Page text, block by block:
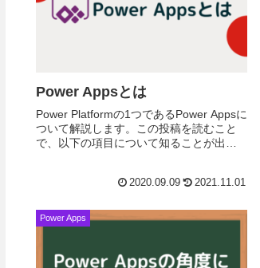
Power Appsとは
Power Platformの1つであるPower Appsに
ついて解説します。この投稿を読むこと
で、以下の項目について知ることが出来
2020.09.09 2021.11.01
Power Apps